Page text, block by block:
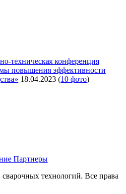
техническая конференция
повышения эффективности
18.04.2023 (10 фото)
Партнеры
технологий. Все права